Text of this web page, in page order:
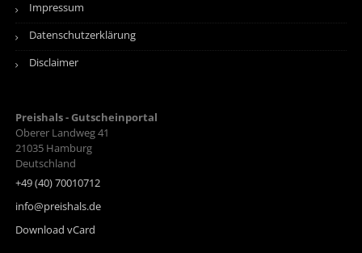
Impressum
Datenschutzerklärung
Disclaimer
Preishals - Gutscheinportal
Oberer Landweg 41
21035 Hamburg
Deutschland
+49 (40) 70010712
info@preishals.de
Download vCard